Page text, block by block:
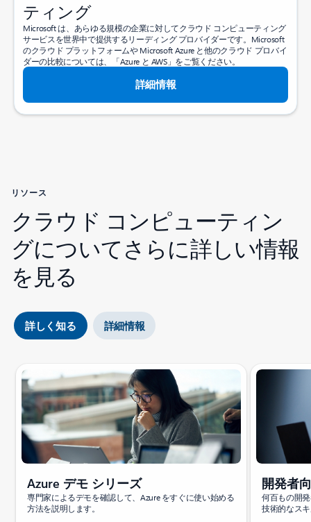
ティング
Microsoft は、あらゆる規模の企業に対してクラウド コンピューティング
サービスを世界中で提供するリーディング プロバイダーです。Microsoft
のクラウド プラットフォームや Microsoft Azure と他のクラウド プロバイ
ダーの比較については、「Azure と AWS」をご覧ください。
詳細情報
リソース
クラウド コンピューティン
グについてさらに詳しい情報
を見る
詳しく知る 詳細情報
Azure デモ シリーズ
専門家によるデモを確認して、Azure をすぐに使い始める
方法を説明します。
開発者
何百もの開
技術的なス